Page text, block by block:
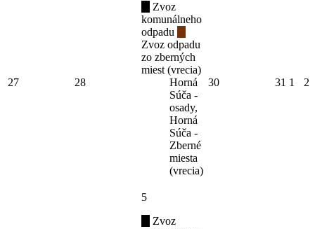
27 28
Zvoz
komunálneho
odpadu
Zvoz odpadu
zo zberných
miest (vrecia)
Horná
Súča -
osady,
Horná
Súča -
Zberné
miesta
(vrecia)
30 31 1 2
5
Zvoz